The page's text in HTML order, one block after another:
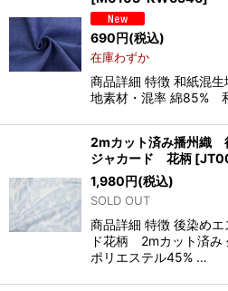
690円(税込)
在庫わずか
商品詳細 特徴 和紙混
地素材・混率 綿85%
2mカット済み播州織
ジャカード 花柄 [
1,980円(税込)
SOLD OUT
商品詳細 特徴 後染め
ド花柄 2mカット済み
ポリエステル45% …